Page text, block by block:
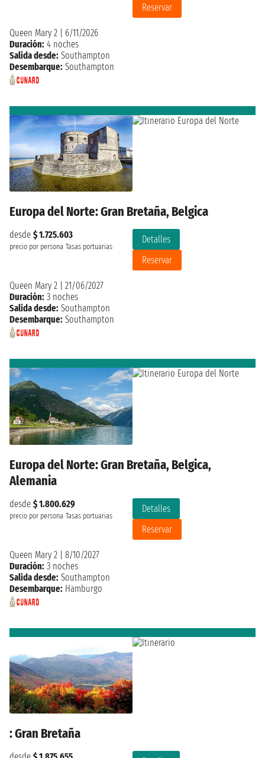
Reservar
Queen Mary 2
6/11/2026
Duración: 4 noches
Salida desde: Southampton
Desembarque: Southampton
Europa del Norte: Gran Bretaña, Belgica
desde $ 1.725.603
precio por persona Tasas portuarias
Detalles
Reservar
Queen Mary 2
21/06/2027
Duración: 3 noches
Salida desde: Southampton
Desembarque: Southampton
Europa del Norte: Gran Bretaña, Belgica,
Alemania
desde $ 1.800.629
precio por persona Tasas portuarias
Detalles
Reservar
Queen Mary 2
8/10/2027
Duración: 3 noches
Salida desde: Southampton
Desembarque: Hamburgo
: Gran Bretaña